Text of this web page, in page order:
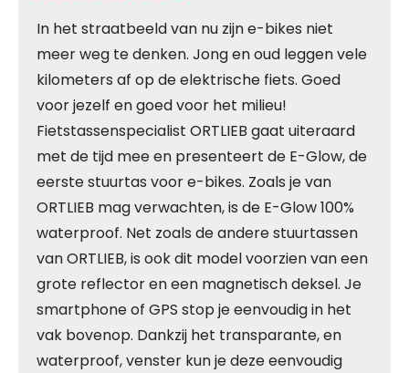
In het straatbeeld van nu zijn e-bikes niet
meer weg te denken. Jong en oud leggen vele
kilometers af op de elektrische fiets. Goed
voor jezelf en goed voor het milieu!
Fietstassenspecialist ORTLIEB gaat uiteraard
met de tijd mee en presenteert de E-Glow, de
eerste stuurtas voor e-bikes. Zoals je van
ORTLIEB mag verwachten, is de E-Glow 100%
waterproof. Net zoals de andere stuurtassen
van ORTLIEB, is ook dit model voorzien van een
grote reflector en een magnetisch deksel. Je
smartphone of GPS stop je eenvoudig in het
vak bovenop. Dankzij het transparante, en
waterproof, venster kun je deze eenvoudig